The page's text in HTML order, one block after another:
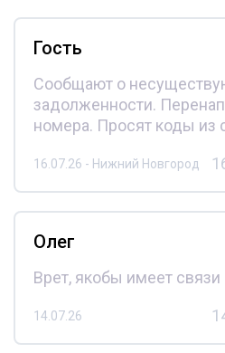
Гость
Сообщают о
задолженности.
номера. Просят коды из
16.07.26 - Нижний Новгород
Олег
Врет, якобы имеет связи
14.07.26